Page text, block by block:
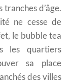
d’âge.
ne cesse de
le bubble tea
les quartiers
sa place
des villes